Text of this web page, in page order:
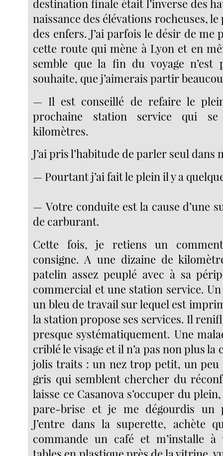
destination finale était l’inverse des
naissance des élévations rocheuses,
des enfers. J’ai parfois le désir de me
cette route qui mène à Lyon et en
semble que la fin du voyage n’est
souhaite, que j’aimerais partir
— Il est conseillé de refaire le plein
prochaine station service qui
kilomètres.
J’ai pris l’habitude de parler seul dans
— Pourtant j’ai fait le plein il y a
— Votre conduite est la cause d’une
de carburant.
Cette fois, je retiens un
consigne. A une dizaine de
patelin assez peuplé avec à sa
commercial et une station service.
un bleu de travail sur lequel est
la station propose ses services. Il
presque systématiquement. Une
criblé le visage et il n’a pas non plus la
jolis traits : un nez trop petit, un peu
gris qui semblent chercher du
laisse ce Casanova s’occuper du
pare-brise et je me dégourdis un
J’entre dans la superette, achète
commande un café et m’installe à